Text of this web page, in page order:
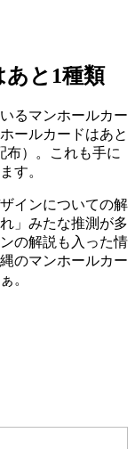
と1種類
るマンホールカー
ールカードはあと
布）。これも手に
す。
インについての解
」みたな推測が多
の解説も入った情
のマンホールカー
。